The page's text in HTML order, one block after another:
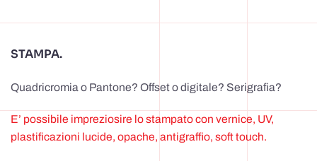
STAMPA.
Quadricromia o Pantone? Offset o digitale? Serigrafia?
E’ possibile impreziosire lo stampato con vernice, UV,
plastificazioni lucide, opache, antigraffio, soft touch.